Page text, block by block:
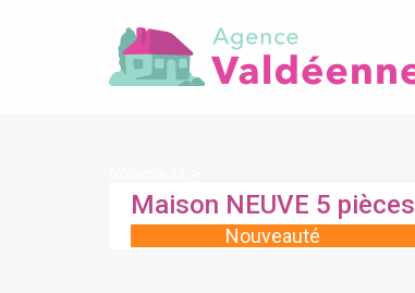
Maison NEUVE 5 pièces
Nouveauté